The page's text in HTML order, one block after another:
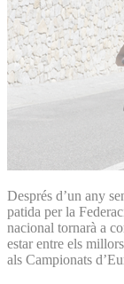
Després d’un any
patida per la
nacional tornarà a
estar entre els
als Campionats